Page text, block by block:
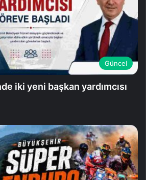
Güncel
iki yeni başkan yardımcısı